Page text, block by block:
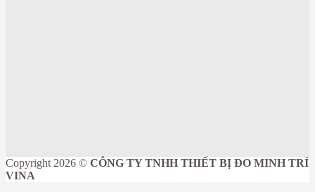
Copyright 2026 © CÔNG TY TNHH THIẾT BỊ ĐO MINH TRÍ
VINA